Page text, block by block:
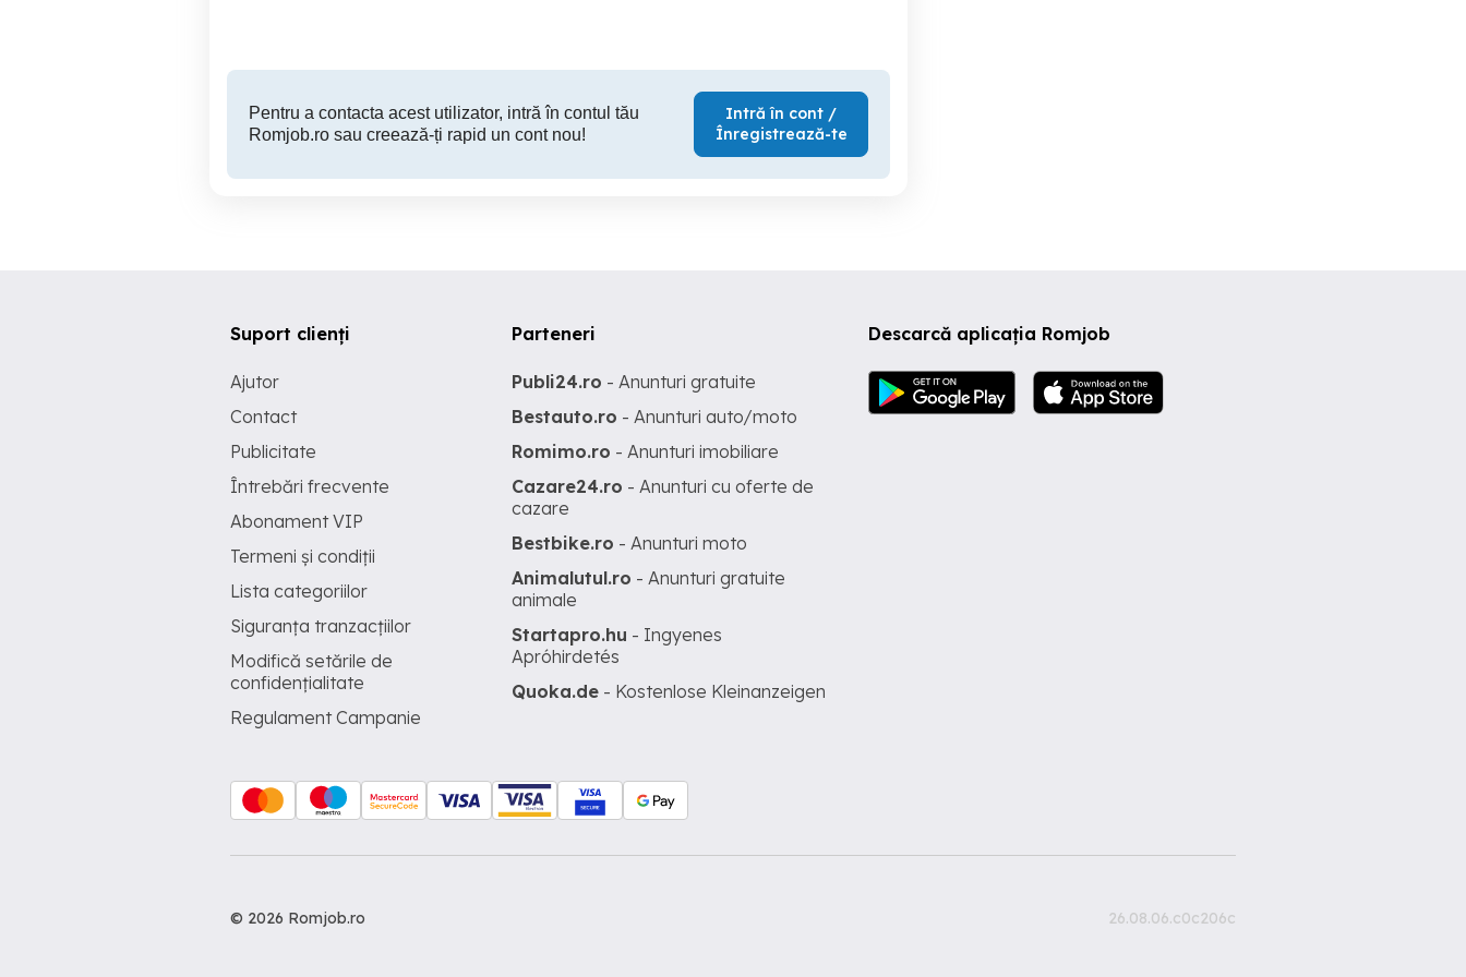
Pentru a contacta acest utilizator, intră în contul tău
Romjob.ro sau creează-ți rapid un cont nou!
Intră în cont /
Înregistrează-te
Descarcă aplicația Romjob
Suport clienți
Ajutor
Contact
Publicitate
Întrebări frecvente
Abonament VIP
Termeni și condiții
Lista categoriilor
Siguranța tranzacțiilor
Modifică setările de
confidențialitate
Regulament Campanie
Parteneri
Publi24.ro - Anunturi gratuite
Bestauto.ro - Anunturi auto/moto
Romimo.ro - Anunturi imobiliare
Cazare24.ro - Anunturi cu oferte de
cazare
Bestbike.ro - Anunturi moto
Animalutul.ro - Anunturi gratuite
animale
Startapro.hu - Ingyenes
Apróhirdetés
Quoka.de - Kostenlose Kleinanzeigen
© 2026 Romjob.ro 26.08.06.c0c206c